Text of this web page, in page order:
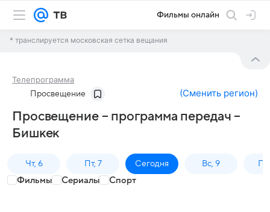
Фильмы онлайн
* транслируется московская сетка вещания
Телепрограмма
Просвещение (Сменить регион)
Просвещение – программа передач –
Бишкек
Чт, 6 Пт, 7 Сегодня Вс, 9
Фильмы Сериалы Спорт